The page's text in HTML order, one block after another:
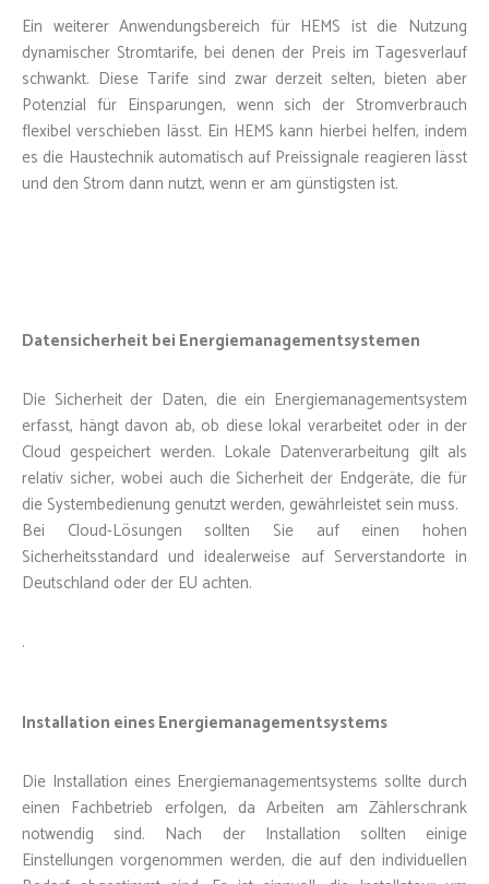
Ein weiterer Anwendungsbereich für HEMS ist die Nutzung
dynamischer Stromtarife, bei denen der Preis im Tagesverlauf
schwankt. Diese Tarife sind zwar derzeit selten, bieten aber
Potenzial für Einsparungen, wenn sich der Stromverbrauch
flexibel verschieben lässt. Ein HEMS kann hierbei helfen, indem
es die Haustechnik automatisch auf Preissignale reagieren lässt
und den Strom dann nutzt, wenn er am günstigsten ist.
Datensicherheit bei Energiemanagementsystemen
Die Sicherheit der Daten, die ein Energiemanagementsystem
erfasst, hängt davon ab, ob diese lokal verarbeitet oder in der
Cloud gespeichert werden. Lokale Datenverarbeitung gilt als
relativ sicher, wobei auch die Sicherheit der Endgeräte, die für
die Systembedienung genutzt werden, gewährleistet sein muss.
Bei Cloud-Lösungen sollten Sie auf einen hohen
Sicherheitsstandard und idealerweise auf Serverstandorte in
Deutschland oder der EU achten.
.
Installation eines Energiemanagementsystems
Die Installation eines Energiemanagementsystems sollte durch
einen Fachbetrieb erfolgen, da Arbeiten am Zählerschrank
notwendig sind. Nach der Installation sollten einige
Einstellungen vorgenommen werden, die auf den individuellen